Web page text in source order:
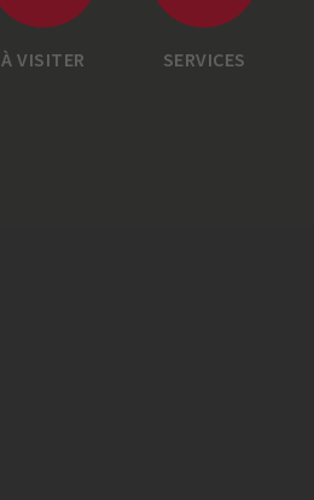
À VISITER SERVICES